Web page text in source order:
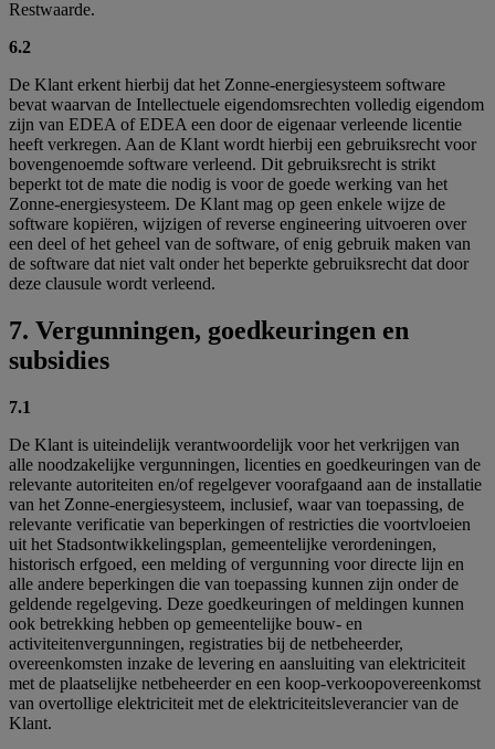
Restwaarde.
6.2
De Klant erkent hierbij dat het Zonne-energiesysteem software
bevat waarvan de Intellectuele eigendomsrechten volledig eigendom
zijn van EDEA of EDEA een door de eigenaar verleende licentie
heeft verkregen. Aan de Klant wordt hierbij een gebruiksrecht voor
bovengenoemde software verleend. Dit gebruiksrecht is strikt
beperkt tot de mate die nodig is voor de goede werking van het
Zonne-energiesysteem. De Klant mag op geen enkele wijze de
software kopiëren, wijzigen of reverse engineering uitvoeren over
een deel of het geheel van de software, of enig gebruik maken van
de software dat niet valt onder het beperkte gebruiksrecht dat door
deze clausule wordt verleend.
7. Vergunningen, goedkeuringen en
subsidies
7.1
De Klant is uiteindelijk verantwoordelijk voor het verkrijgen van
alle noodzakelijke vergunningen, licenties en goedkeuringen van de
relevante autoriteiten en/of regelgever voorafgaand aan de installatie
van het Zonne-energiesysteem, inclusief, waar van toepassing, de
relevante verificatie van beperkingen of restricties die voortvloeien
uit het Stadsontwikkelingsplan, gemeentelijke verordeningen,
historisch erfgoed, een melding of vergunning voor directe lijn en
alle andere beperkingen die van toepassing kunnen zijn onder de
geldende regelgeving. Deze goedkeuringen of meldingen kunnen
ook betrekking hebben op gemeentelijke bouw- en
activiteitenvergunningen, registraties bij de netbeheerder,
overeenkomsten inzake de levering en aansluiting van elektriciteit
met de plaatselijke netbeheerder en een koop-verkoopovereenkomst
van overtollige elektriciteit met de elektriciteitsleverancier van de
Klant.